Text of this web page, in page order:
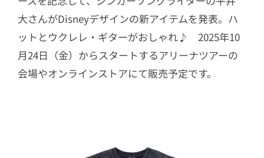
大さんがDisneyデザインの新アイテムを発表。ハ
ットとウクレレ・ギターがおしゃれ♪ 2025年10
月24日（金）からスタートするアリーナツアーの
会場やオンラインストアにて販売予定です。